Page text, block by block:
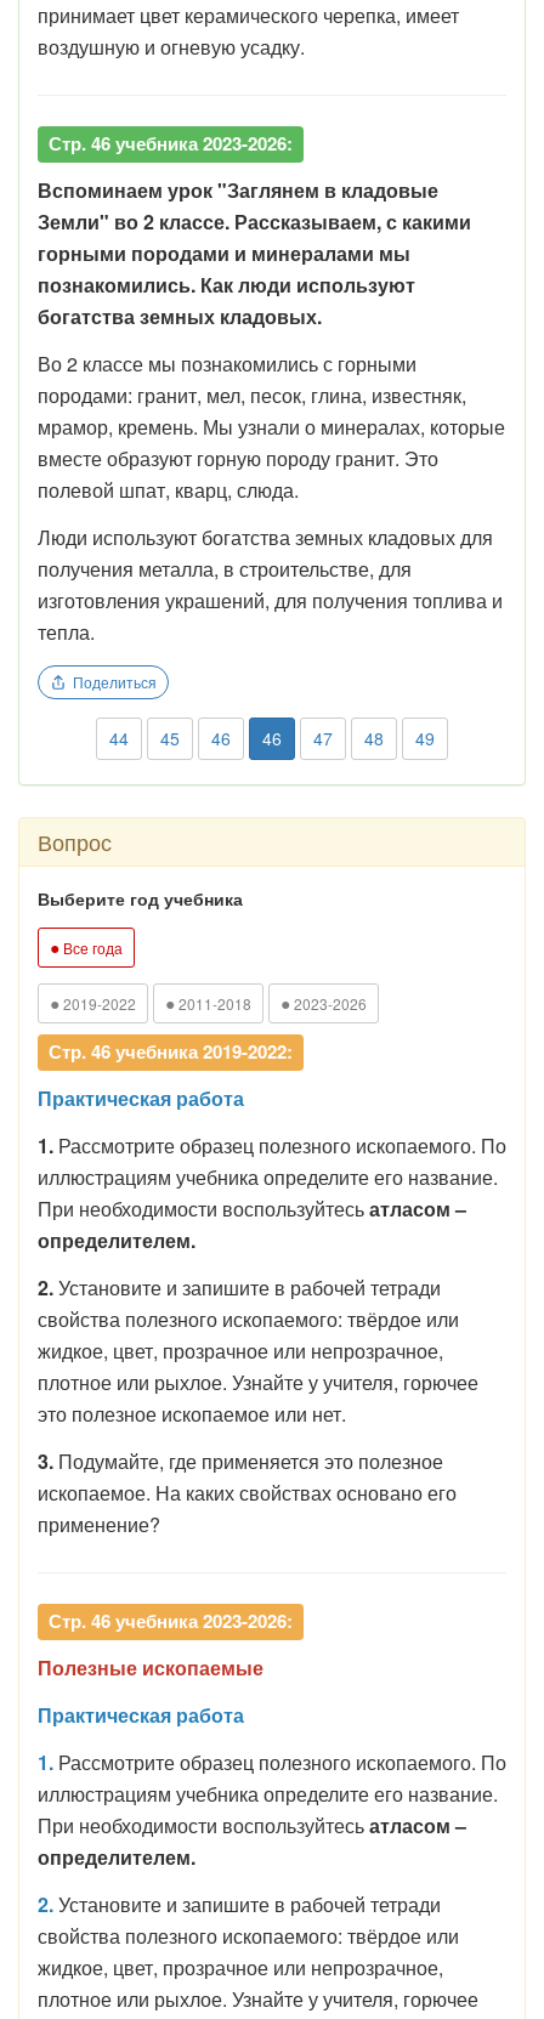
принимает цвет керамического черепка, имеет
воздушную и огневую усадку.
Стр. 46 учебника 2023-2026:
Вспоминаем урок "Заглянем в кладовые
Земли" во 2 классе. Рассказываем, с какими
горными породами и минералами мы
познакомились. Как люди используют
богатства земных кладовых.
Во 2 классе мы познакомились с горными
породами: гранит, мел, песок, глина, известняк,
мрамор, кремень. Мы узнали о минералах, которые
вместе образуют горную породу гранит. Это
полевой шпат, кварц, слюда.
Люди используют богатства земных кладовых для
получения металла, в строительстве, для
изготовления украшений, для получения топлива и
тепла.
Поделиться
44 45 46 46 47 48 49
Вопрос
Выберите год учебника
● Все года
● 2019-2022 ● 2011-2018 ● 2023-2026
Стр. 46 учебника 2019-2022:
Практическая работа
1. Рассмотрите образец полезного ископаемого. По
иллюстрациям учебника определите его название.
При необходимости воспользуйтесьатласом –
определителем.
2.Установите и запишите в рабочей тетради
свойства полезного ископаемого: твёрдое или
жидкое, цвет, прозрачное или непрозрачное,
плотное или рыхлое. Узнайте у учителя, горючее
это полезное ископаемое или нет.
3. Подумайте, где применяется это полезное
ископаемое. На каких свойствах основано его
применение?
Стр. 46 учебника 2023-2026:
Полезные ископаемые
Практическая работа
1. Рассмотрите образец полезного ископаемого. По
иллюстрациям учебника определите его название.
При необходимости воспользуйтесьатласом –
определителем.
2.Установите и запишите в рабочей тетради
свойства полезного ископаемого: твёрдое или
жидкое, цвет, прозрачное или непрозрачное,
плотное или рыхлое. Узнайте у учителя, горючее